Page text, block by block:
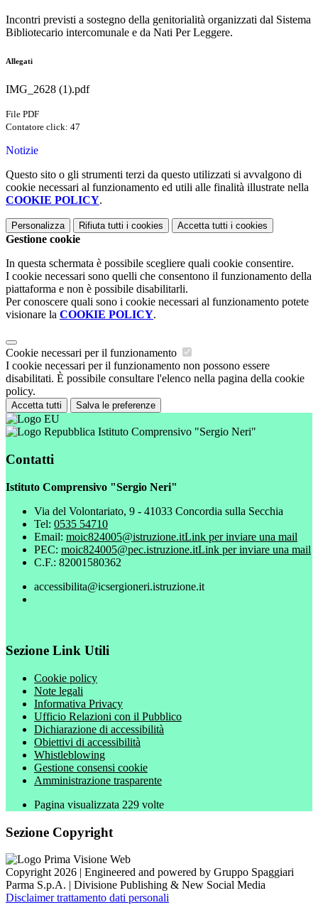
Incontri previsti a sostegno della genitorialità organizzati dal Sistema
Bibliotecario intercomunale e da Nati Per Leggere.
Allegati
IMG_2628 (1).pdf
File PDF
Contatore click: 47
Notizie
Questo sito o gli strumenti terzi da questo utilizzati si avvalgono di
cookie necessari al funzionamento ed utili alle finalità illustrate nella
COOKIE POLICY.
Personalizza Rifiuta tutti i cookies Accetta tutti i cookies
Gestione cookie
In questa schermata è possibile scegliere quali cookie consentire.
I cookie necessari sono quelli che consentono il funzionamento della
piattaforma e non è possibile disabilitarli.
Per conoscere quali sono i cookie necessari al funzionamento potete
visionare la COOKIE POLICY.
Cookie necessari per il funzionamento
I cookie necessari per il funzionamento non possono essere
disabilitati. È possibile consultare l'elenco nella pagina della cookie
policy.
Accetta tutti Salva le preferenze
Istituto Comprensivo "Sergio Neri"
Contatti
Istituto Comprensivo "Sergio Neri"
Via del Volontariato, 9 - 41033 Concordia sulla Secchia
Tel: 0535 54710
Email: moic824005@istruzione.itLink per inviare una mail
PEC: moic824005@pec.istruzione.itLink per inviare una mail
C.F.: 82001580362
accessibilita@icsergioneri.istruzione.it
Sezione Link Utili
Cookie policy
Note legali
Informativa Privacy
Ufficio Relazioni con il Pubblico
Dichiarazione di accessibilità
Obiettivi di accessibilità
Whistleblowing
Gestione consensi cookie
Amministrazione trasparente
Pagina visualizzata 229 volte
Sezione Copyright
Copyright 2026 | Engineered and powered by Gruppo Spaggiari
Parma S.p.A. | Divisione Publishing & New Social Media
Disclaimer trattamento dati personali